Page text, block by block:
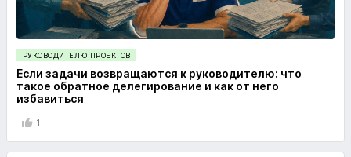
РУКОВОДИТЕЛЮ ПРОЕКТОВ
Если задачи возвращаются к руководителю: что
такое обратное делегирование и как от него
избавиться
1